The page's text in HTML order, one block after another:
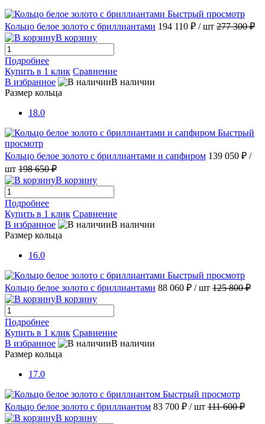
Быстрый просмотр
Кольцо белое золото с бриллиантами 194 110 ₽ / шт 277 300 ₽
В корзину
Подробнее
Купить в 1 клик Сравнение
В избранное
В наличии
Размер кольца
18.0
Быстрый
просмотр
Кольцо белое золото с бриллиантами и сапфиром 139 050 ₽ /
шт 198 650 ₽
В корзину
Подробнее
Купить в 1 клик Сравнение
В избранное
В наличии
Размер кольца
16.0
Быстрый просмотр
Кольцо белое золото с бриллиантами 88 060 ₽ / шт 125 800 ₽
В корзину
Подробнее
Купить в 1 клик Сравнение
В избранное
В наличии
Размер кольца
17.0
Быстрый просмотр
Кольцо белое золото с бриллиантом 83 700 ₽ / шт 111 600 ₽
В корзину